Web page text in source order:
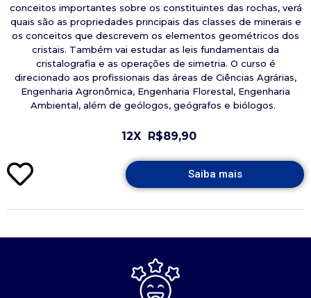
conceitos importantes sobre os constituintes das rochas, verá
quais são as propriedades principais das classes de minerais e
os conceitos que descrevem os elementos geométricos dos
cristais. Também vai estudar as leis fundamentais da
cristalografia e as operações de simetria. O curso é
direcionado aos profissionais das áreas de Ciências Agrárias,
Engenharia Agronômica, Engenharia Florestal, Engenharia
Ambiental, além de geólogos, geógrafos e biólogos.
12X R$89,90
Saiba mais